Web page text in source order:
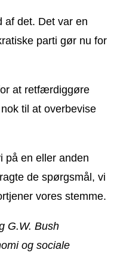
af det. Det var en
parti gør nu for
at retfærdiggøre
til at overbevise
på en eller anden
de spørgsmål, vi
vores stemme.
G.W. Bush
og sociale